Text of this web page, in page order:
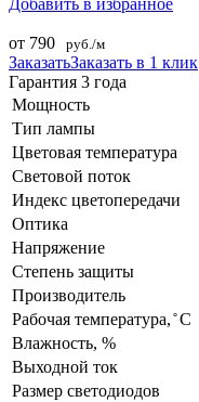
Добавить в избранное
от 790 руб./м
ЗаказатьЗаказать в 1 клик
Гарантия 3 года
Мощность
Тип лампы
Цветовая температура
Световой поток
Индекс цветопередачи
Оптика
Напряжение
Степень защиты
Производитель
Рабочая температура, ̊ С
Влажность, %
Выходной ток
Размер светодиодов